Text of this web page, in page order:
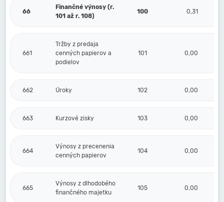
66
Finančné výnosy (r.
101 až r. 108)
100 0,31
661
Tržby z predaja
cenných papierov a
podielov
101 0,00
662 Úroky 102 0,00
663 Kurzové zisky 103 0,00
664
Výnosy z precenenia
cenných papierov
104 0,00
665
Výnosy z dlhodobého
finančného majetku
105 0,00